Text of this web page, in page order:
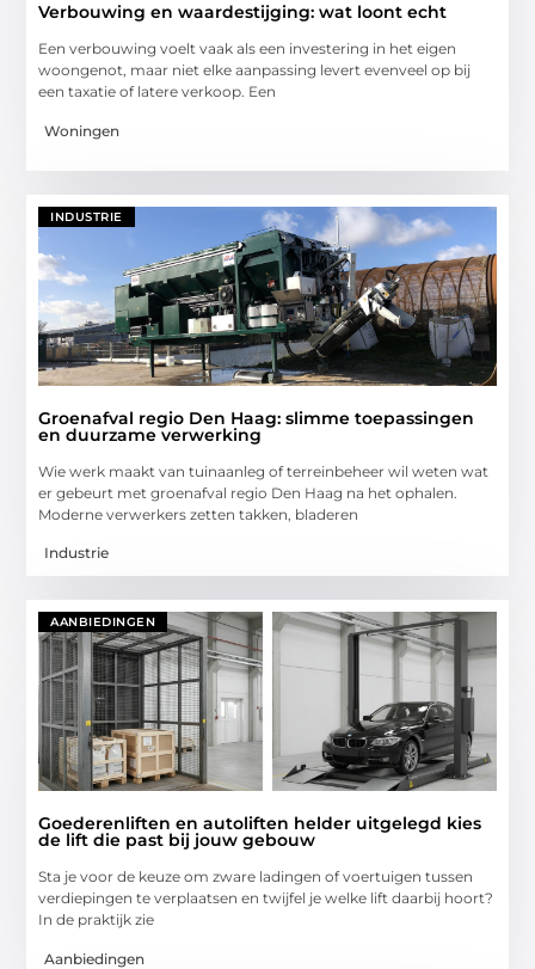
Verbouwing en waardestijging: wat loont echt
Een verbouwing voelt vaak als een investering in het eigen
woongenot, maar niet elke aanpassing levert evenveel op bij
een taxatie of latere verkoop. Een
Woningen
INDUSTRIE
Groenafval regio Den Haag: slimme toepassingen
en duurzame verwerking
Wie werk maakt van tuinaanleg of terreinbeheer wil weten wat
er gebeurt met groenafval regio Den Haag na het ophalen.
Moderne verwerkers zetten takken, bladeren
Industrie
AANBIEDINGEN
Goederenliften en autoliften helder uitgelegd kies
de lift die past bij jouw gebouw
Sta je voor de keuze om zware ladingen of voertuigen tussen
verdiepingen te verplaatsen en twijfel je welke lift daarbij hoort?
In de praktijk zie
Aanbiedingen